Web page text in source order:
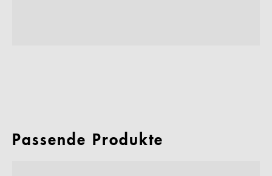
Passende Produkte